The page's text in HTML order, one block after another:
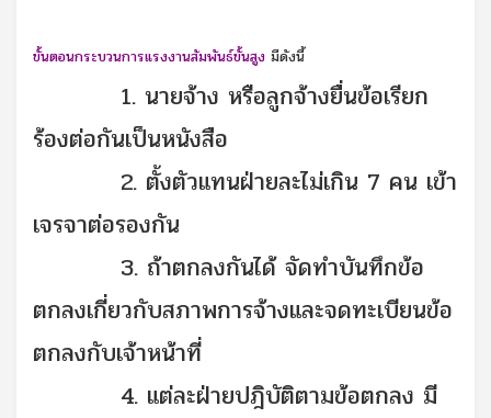
ขั้นตอนกระบวนการแรงงานสัมพันธ์ขั้นสูง มีดังนี้
1. นายจ้าง หรือลูกจ้างยื่นข้อเรียก
ร้องต่อกันเป็นหนังสือ
2. ตั้งตัวแทนฝ่ายละไม่เกิน 7 คน เข้า
เจรจาต่อรองกัน
3. ถ้าตกลงกันได้ จัดทำบันทึกข้อ
ตกลงเกี่ยวกับสภาพการจ้างและจดทะเบียนข้อ
ตกลงกับเจ้าหน้าที่
4. แต่ละฝ่ายปฎิบัติตามข้อตกลง มี